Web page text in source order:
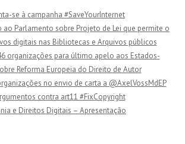
se à campanha #SaveYourInternet
ao Parlamento sobre Projeto de Lei que permite o
digitais nas Bibliotecas e Arquivos públicos
organizações para último apelo aos Estados-
Reforma Europeia do Direito de Autor
no envio de carta a @AxelVossMdEP
contra art11 #FixCopyright
e Direitos Digitais – Apresentação